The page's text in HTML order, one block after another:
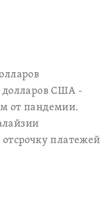
долларов США -
от пандемии.
платежей